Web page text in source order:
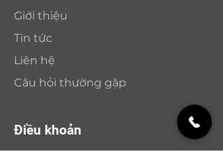
Giới thiệu
Tin tức
Liên hệ
Câu hỏi thường gặp
Điều khoản